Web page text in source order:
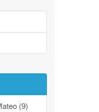
(9)